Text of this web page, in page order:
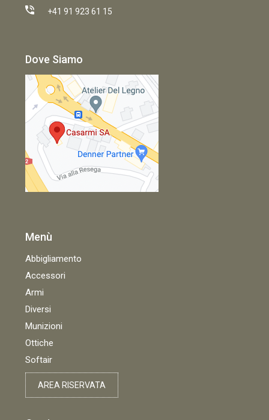
+41 91 923 61 15
Dove Siamo
Menù
Abbigliamento
Accessori
Armi
Diversi
Munizioni
Ottiche
Softair
AREA RISERVATA